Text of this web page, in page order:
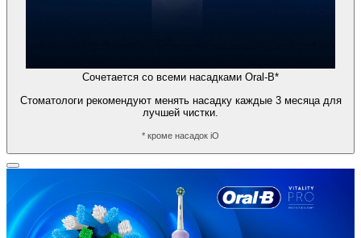
Сочетается со всеми насадками Oral-B*
Стоматологи рекомендуют менять насадку каждые 3 месяца для
лучшей чистки.
* кроме насадок iO